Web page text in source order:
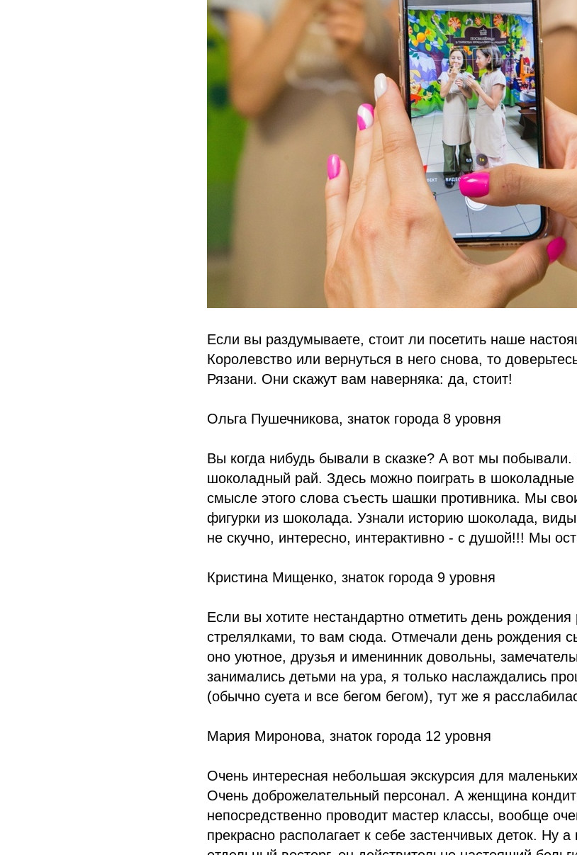
Если вы раздумываете, стоит ли посетить наше
Королевство или вернуться в него снова, то
Рязани. Они скажут вам наверняка: да, стоит!
Ольга Пушечникова, знаток города 8 уровня
Вы когда нибудь бывали в сказке? А вот мы
шоколадный рай. Здесь можно поиграть в
смысле этого слова съесть шашки противника. Мы
фигурки из шоколада. Узнали историю шоколада,
не скучно, интересно, интерактивно - с душой!!! Мы
Кристина Мищенко, знаток города 9 уровня
Если вы хотите нестандартно отметить день
стрелялками, то вам сюда. Отмечали день рождения
оно уютное, друзья и именинник довольны,
занимались детьми на ура, я только наслаждались
(обычно суета и все бегом бегом), тут же я
Мария Миронова, знаток города 12 уровня
Очень интересная небольшая экскурсия для
Очень доброжелательный персонал. А женщина
непосредственно проводит мастер классы, вообще
прекрасно располагает к себе застенчивых деток. Ну